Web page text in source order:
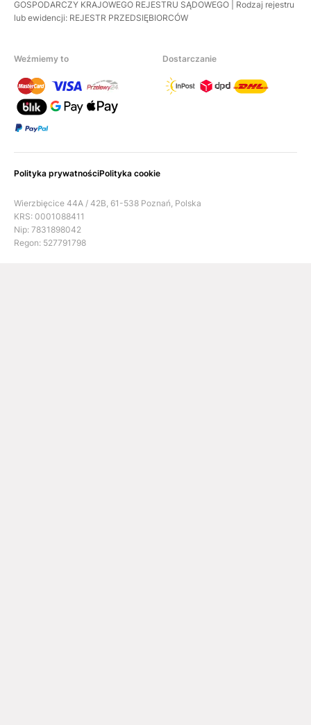
GOSPODARCZY KRAJOWEGO REJESTRU SĄDOWEGO | Rodzaj rejestru
lub ewidencji: REJESTR PRZEDSIĘBIORCÓW
Weźmiemy to Dostarczanie
Polityka prywatnościPolityka cookie
Wierzbięcice 44A / 42B, 61-538 Poznań, Polska
KRS: 0001088411
Nip: 7831898042
Regon: 527791798